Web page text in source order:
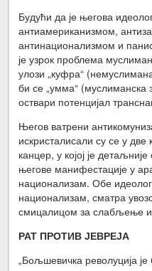
Будући да је његова
антиамериканизмом,
антинационализмом и
је узрок проблема
улози „куфра“
би се „умма“ (муслиманска
оствари потенцијал
Његов ватрени
искристалисали су се у две
канцер, у којој је
његове манифестације у
национализам. Обе
национализам, сматра
смицалицом за слабљење
РАТ ПРОТИВ ЈЕВРЕЈА
„Бољшевичка револуција је